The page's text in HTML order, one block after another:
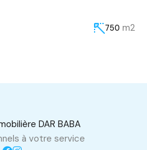
750 m2
à votre service